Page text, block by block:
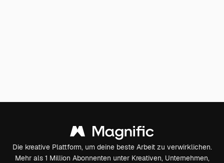
Die kreative Plattform, um deine beste Arbeit zu verwirklichen.
Mehr als 1 Million Abonnenten unter Kreativen, Unternehmen,